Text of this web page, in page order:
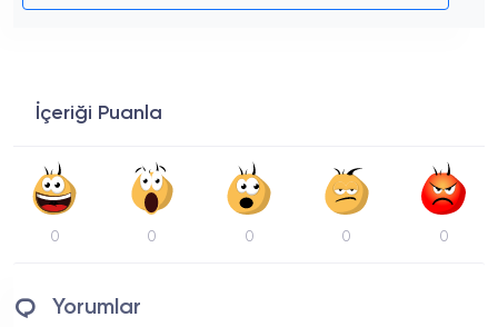
İçeriği Puanla
0 0 0 0 0
Yorumlar